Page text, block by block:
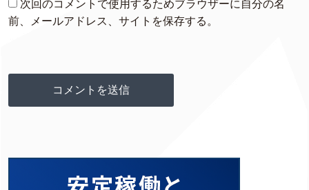
次回のコメントで使用するためブラウザーに自分の名
前、メールアドレス、サイトを保存する。